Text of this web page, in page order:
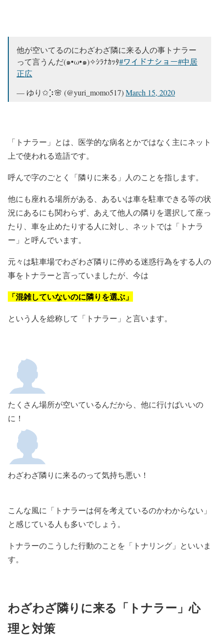
他が空いてるのにわざわざ隣に来る人の事トナラー
って言うんだ(๑•ω•๑)✧ｼﾗﾅｶｯﾀ#ワイドナショー#中居
正広
— ゆり✩⡱🌸 (@yuri_momo517)March 15, 2020
「トナラー」とは、医学的な病名とかではなく主にネット
上で使われる造語です。
呼んで字のごとく「隣りに来る」人のことを指します。
他にも座れる場所がある、あるいは車を駐車できる等の状
況にあるにも関わらず、あえて他人の隣りを選択して座っ
たり、車を止めたりする人に対し、ネットでは「トナラ
ー」と呼んでいます。
元々は駐車場でわざわざ隣りに停める迷惑行為をする人の
事をトナラーと言っていましたが、今は
「混雑していないのに隣りを選ぶ」
という人を総称して「トナラー」と言います。
たくさん場所が空いているんだから、他に行けばいいの
に！
わざわざ隣りに来るのって気持ち悪い！
こんな風に「トナラーは何を考えているのかわからない」
と感じている人も多いでしょう。
トナラーのこうした行動のことを「トナリング」といいま
す。
わざわざ隣りに来る「トナラー」心
理と対策